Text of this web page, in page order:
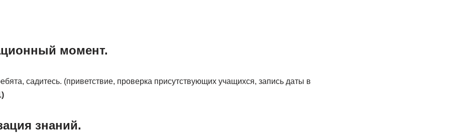
момент.
садитесь. (приветствие, проверка присутствующих учащихся, запись даты в
знаний.